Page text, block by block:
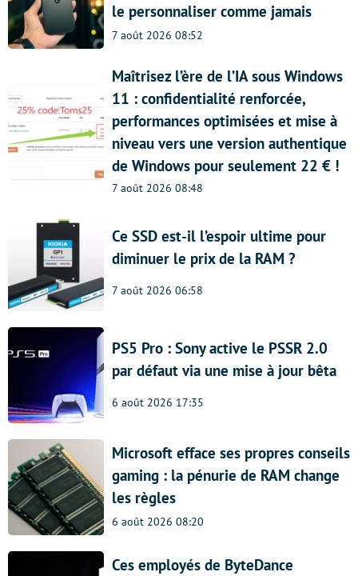
le personnaliser comme jamais
7 août 2026 08:52
Maîtrisez l’ère de l’IA sous Windows
11 : confidentialité renforcée,
performances optimisées et mise à
niveau vers une version authentique
de Windows pour seulement 22 € !
7 août 2026 08:48
Ce SSD est-il l’espoir ultime pour
diminuer le prix de la RAM ?
7 août 2026 06:58
PS5 Pro : Sony active le PSSR 2.0
par défaut via une mise à jour bêta
6 août 2026 17:35
Microsoft efface ses propres conseils
gaming : la pénurie de RAM change
les règles
6 août 2026 08:20
Ces employés de ByteDance